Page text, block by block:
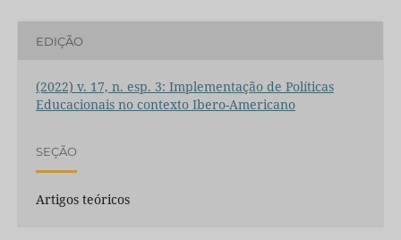
EDIÇÃO
(2022) v. 17, n. esp. 3: Implementação de Políticas
Educacionais no contexto Ibero-Americano
SEÇÃO
Artigos teóricos